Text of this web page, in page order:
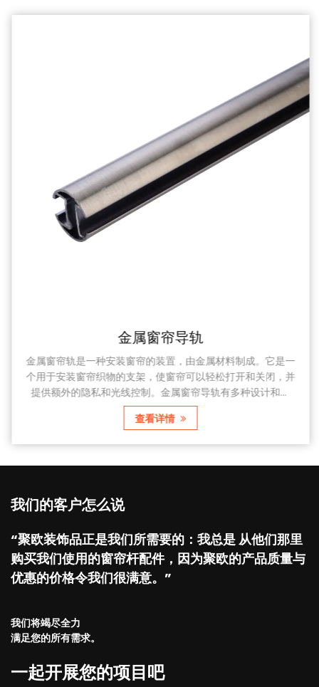
金属窗帘导轨
金属窗帘轨是一种安装窗帘的装置，由金属材料制成。它是一
个用于安装窗帘织物的支架，使窗帘可以轻松打开和关闭，并
提供额外的隐私和光线控制。金属窗帘导轨有多种设计和功
能，包括直线、弯曲或成角度，以适应不同形状和尺寸的窗
户。这种金属窗帘导轨安装在窗户上方或侧面，通过支架或挂
查看详情
我们的客户怎么说
“聚欧装饰品正是我们所需要的：我总是 从他们那里
购买我们使用的窗帘杆配件，因为聚欧的产品质量与
优惠的价格令我们很满意。”
我们将竭尽全力
满足您的所有需求。
一起开展您的项目吧